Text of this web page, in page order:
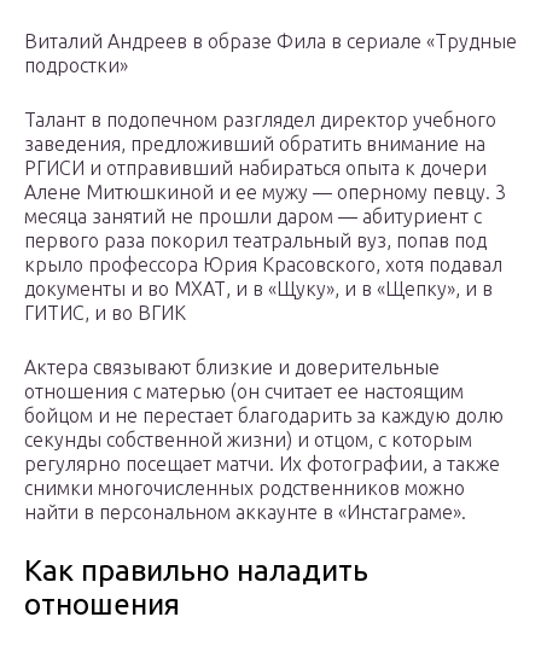
Виталий Андреев в образе Фила в сериале «Трудные
подростки»
Талант в подопечном разглядел директор учебного
заведения, предложивший обратить внимание на
РГИСИ и отправивший набираться опыта к дочери
Алене Митюшкиной и ее мужу — оперному певцу. 3
месяца занятий не прошли даром — абитуриент с
первого раза покорил театральный вуз, попав под
крыло профессора Юрия Красовского, хотя подавал
документы и во МХАТ, и в «Щуку», и в «Щепку», и в
ГИТИС, и во ВГИК
Актера связывают близкие и доверительные
отношения с матерью (он считает ее настоящим
бойцом и не перестает благодарить за каждую долю
секунды собственной жизни) и отцом, с которым
регулярно посещает матчи. Их фотографии, а также
снимки многочисленных родственников можно
найти в персональном аккаунте в «Инстаграме».
Как правильно наладить
отношения